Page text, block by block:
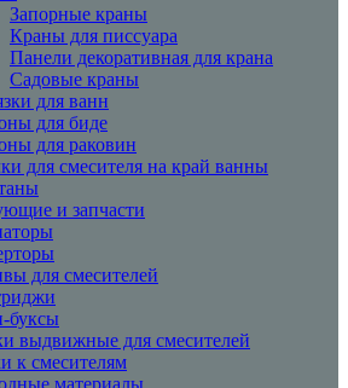
Запорные краны
Краны для писсуара
Панели декоративная для крана
Садовые краны
для ванн
для биде
для раковин
для смесителя на край ванны
и запчасти
для смесителей
буксы
выдвижные для смесителей
к смесителям
материалы